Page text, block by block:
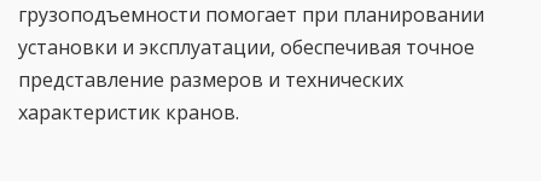
грузоподъемности помогает при планировании
установки и эксплуатации, обеспечивая точное
представление размеров и технических
характеристик кранов.